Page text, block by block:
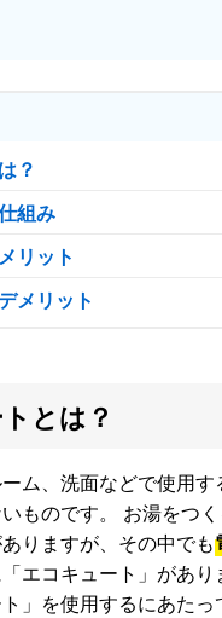
？
組み
リット
メリット
とは？
ム、洗面などで使用
ものです。 お湯をつ
りますが、その中でも
エコキュート」があ
」を使用するにあた